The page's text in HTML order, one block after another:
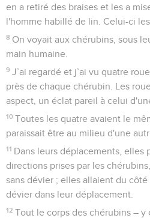
en a retiré des braises et les a
l'homme habillé de lin. Celui-ci
8 On voyait aux chérubins, sous
main humaine.
9 J’ai regardé et j’ai vu quatre
près de chaque chérubin. Les
aspect, un éclat pareil à celui
10 Toutes les quatre avaient le
paraissait être au milieu d'une
11 Dans leurs déplacements, elles
directions prises par les
sans dévier ; elles allaient du
dévier dans leur déplacement.
12 Tout le corps des chérubins – y